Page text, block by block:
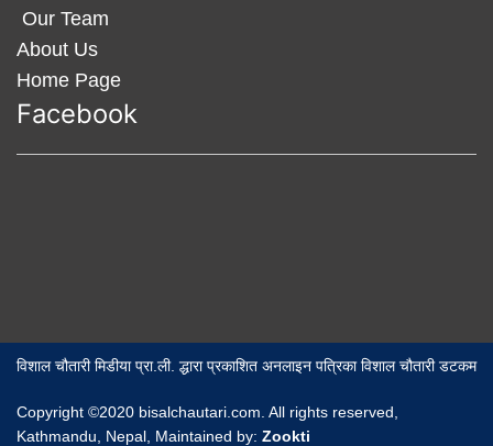
Our Team
About Us
Home Page
Facebook
विशाल चौतारी मिडीया प्रा.ली. द्धारा प्रकाशित अनलाइन पत्रिका विशाल चौतारी डटकम
Copyright ©2020 bisalchautari.com. All rights reserved,
Kathmandu, Nepal, Maintained by: Zookti